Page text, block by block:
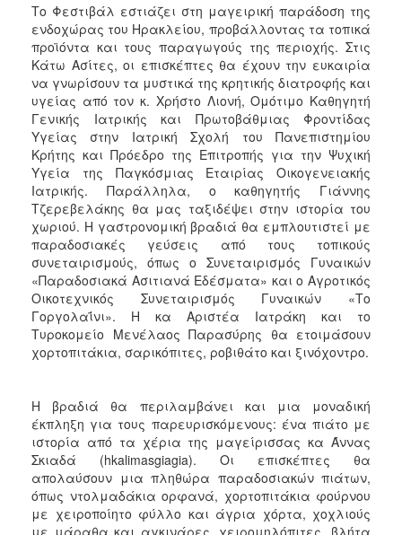
Το Φεστιβάλ εστιάζει στη μαγειρική παράδοση της
ενδοχώρας του Ηρακλείου, προβάλλοντας τα τοπικά
προϊόντα και τους παραγωγούς της περιοχής. Στις
Κάτω Ασίτες, οι επισκέπτες θα έχουν την ευκαιρία
να γνωρίσουν τα μυστικά της κρητικής διατροφής και
υγείας από τον κ. Χρήστο Λιονή, Ομότιμο Καθηγητή
Γενικής Ιατρικής και Πρωτοβάθμιας Φροντίδας
Υγείας στην Ιατρική Σχολή του Πανεπιστημίου
Κρήτης και Πρόεδρο της Επιτροπής για την Ψυχική
Υγεία της Παγκόσμιας Εταιρίας Οικογενειακής
Ιατρικής. Παράλληλα, ο καθηγητής Γιάννης
Τζερεβελάκης θα μας ταξιδέψει στην ιστορία του
χωριού. Η γαστρονομική βραδιά θα εμπλουτιστεί με
παραδοσιακές γεύσεις από τους τοπικούς
συνεταιρισμούς, όπως ο Συνεταιρισμός Γυναικών
«Παραδοσιακά Ασιτιανά Εδέσματα» και ο Αγροτικός
Οικοτεχνικός Συνεταιρισμός Γυναικών «Το
Γοργολαΐνι». Η κα Αριστέα Ιατράκη και το
Τυροκομείο Μενέλαος Παρασύρης θα ετοιμάσουν
χορτοπιτάκια, σαρικόπιτες, ροβιθάτο και ξινόχοντρο.
Η βραδιά θα περιλαμβάνει και μια μοναδική
έκπληξη για τους παρευρισκόμενους: ένα πιάτο με
ιστορία από τα χέρια της μαγείρισσας κα Άννας
Σκιαδά (hkalimasgiagia). Οι επισκέπτες θα
απολαύσουν μια πληθώρα παραδοσιακών πιάτων,
όπως ντολμαδάκια ορφανά, χορτοπιτάκια φούρνου
με χειροποίητο φύλλο και άγρια χόρτα, χοχλιούς
με μάραθα και αγκινάρες, χειρομηλόπιτες, βλήτα